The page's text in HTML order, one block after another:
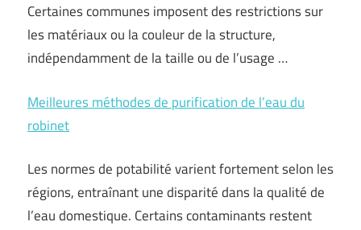
Certaines communes imposent des restrictions sur
les matériaux ou la couleur de la structure,
indépendamment de la taille ou de l’usage …
Meilleures méthodes de purification de l’eau du
robinet
Les normes de potabilité varient fortement selon les
régions, entraînant une disparité dans la qualité de
l’eau domestique. Certains contaminants restent